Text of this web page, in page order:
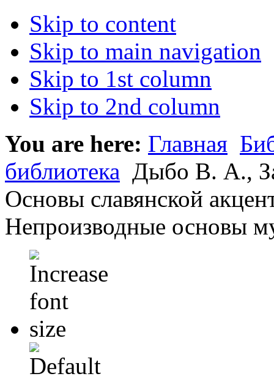
Skip to content
Skip to main navigation
Skip to 1st column
Skip to 2nd column
You are here: Главная
библиотека Дыбо В. А.,
Основы славянской
Непроизводные основы